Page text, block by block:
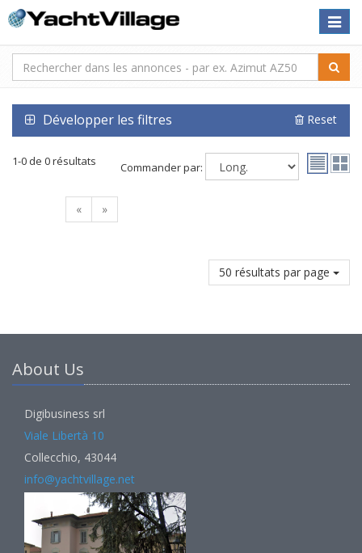
Toggle
Développer les filtres Reset
1-0 de 0 résultats Commander par:
« »
50 résultats par page
About Us
Digibusiness srl
Viale Libertà 10
Collecchio, 43044
info@yachtvillage.net